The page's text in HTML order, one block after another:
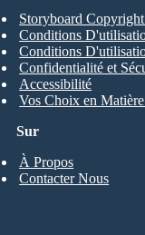
Sur
À Propos
Contacter Nous
Storyboard
Conditions
Conditions
Confidentialité et
Accessibilité
Vos Choix en